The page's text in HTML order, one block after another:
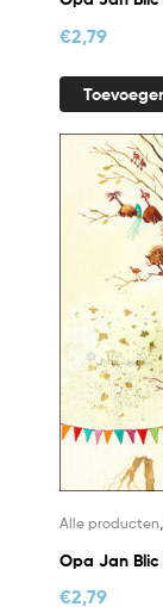
€2,79
Alle producten
Opa Jan
€2,79